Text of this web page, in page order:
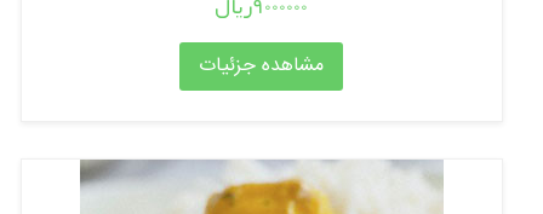
مشاهده جزئیات